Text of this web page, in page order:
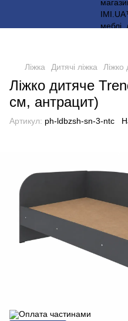
Ліжка Дитячі ліжка
Ліжко дитяче
см, антрацит)
Артикул: ph-ldbzsh-sn-3-ntc